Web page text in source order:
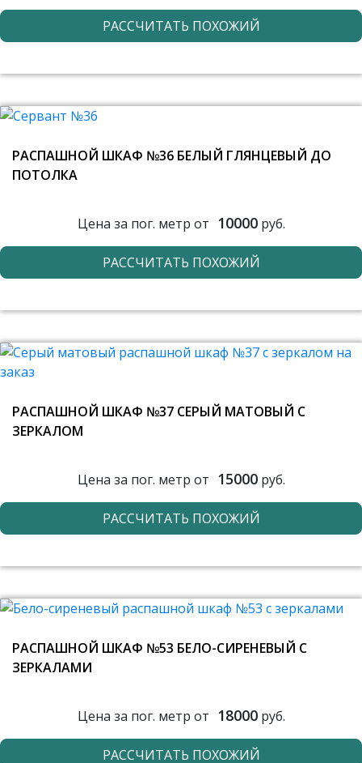
РАССЧИТАТЬ ПОХОЖИЙ
РАСПАШНОЙ ШКАФ №36 БЕЛЫЙ ГЛЯНЦЕВЫЙ ДО
ПОТОЛКА
Цена за пог. метр от 10000руб.
РАССЧИТАТЬ ПОХОЖИЙ
РАСПАШНОЙ ШКАФ №37 СЕРЫЙ МАТОВЫЙ С
ЗЕРКАЛОМ
Цена за пог. метр от 15000руб.
РАССЧИТАТЬ ПОХОЖИЙ
РАСПАШНОЙ ШКАФ №53 БЕЛО-СИРЕНЕВЫЙ С
ЗЕРКАЛАМИ
Цена за пог. метр от 18000руб.
РАССЧИТАТЬ ПОХОЖИЙ